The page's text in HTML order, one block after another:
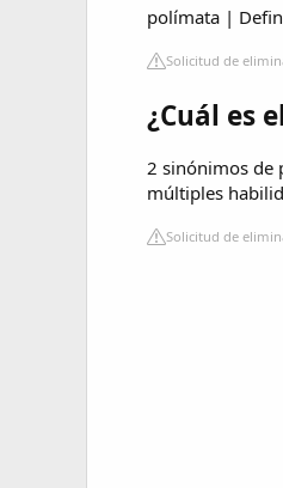
polímata |
Solicitud de
¿Cuál es
2 sinónimos de
múltiples
Solicitud de